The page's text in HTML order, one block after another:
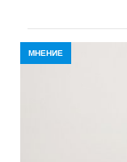
МНЕНИЕ